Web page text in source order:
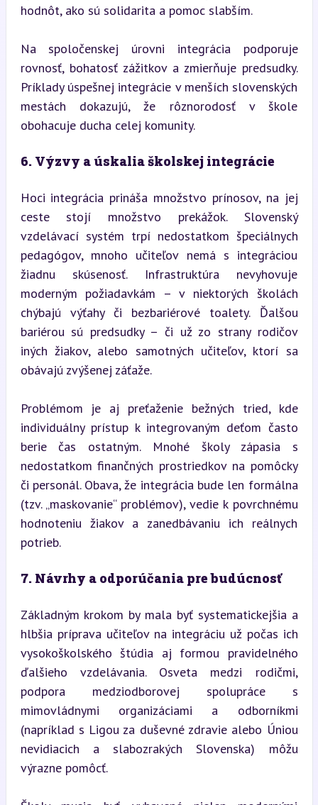
hodnôt, ako sú solidarita a pomoc slabším.
Na spoločenskej úrovni integrácia podporuje
rovnosť, bohatosť zážitkov a zmierňuje predsudky.
Príklady úspešnej integrácie v menších slovenských
mestách dokazujú, že rôznorodosť v škole
obohacuje ducha celej komunity.
6. Výzvy a úskalia školskej integrácie
Hoci integrácia prináša množstvo prínosov, na jej
ceste stojí množstvo prekážok. Slovenský
vzdelávací systém trpí nedostatkom špeciálnych
pedagógov, mnoho učiteľov nemá s integráciou
žiadnu skúsenosť. Infrastruktúra nevyhovuje
moderným požiadavkám – v niektorých školách
chýbajú výťahy či bezbariérové toalety. Ďalšou
bariérou sú predsudky – či už zo strany rodičov
iných žiakov, alebo samotných učiteľov, ktorí sa
obávajú zvýšenej záťaže.
Problémom je aj preťaženie bežných tried, kde
individuálny prístup k integrovaným deťom často
berie čas ostatným. Mnohé školy zápasia s
nedostatkom finančných prostriedkov na pomôcky
či personál. Obava, že integrácia bude len formálna
(tzv. „maskovanie“ problémov), vedie k povrchnému
hodnoteniu žiakov a zanedbávaniu ich reálnych
potrieb.
7. Návrhy a odporúčania pre budúcnosť
Základným krokom by mala byť systematickejšia a
hlbšia príprava učiteľov na integráciu už počas ich
vysokoškolského štúdia aj formou pravidelného
ďalšieho vzdelávania. Osveta medzi rodičmi,
podpora medziodborovej spolupráce s
mimovládnymi organizáciami a odborníkmi
(napríklad s Ligou za duševné zdravie alebo Úniou
nevidiacich a slabozrakých Slovenska) môžu
výrazne pomôcť.